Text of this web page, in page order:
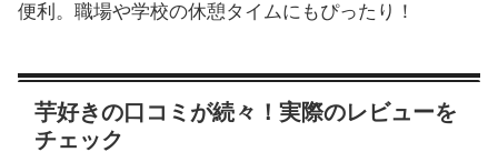
便利。職場や学校の休憩タイムにもぴったり！
芋好きの口コミが続々！実際のレビューを
チェック